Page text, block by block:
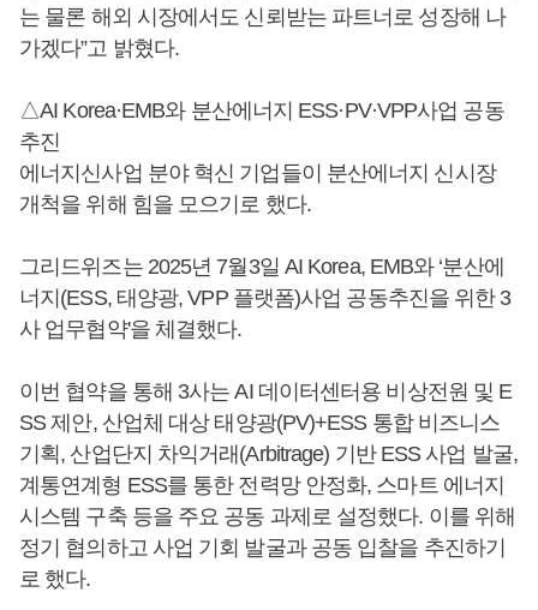
는 물론 해외 시장에서도 신뢰받는 파트너로 성장해 나
가겠다”고 밝혔다.
△AI Korea·EMB와 분산에너지 ESS·PV·VPP사업 공동
추진
에너지신사업 분야 혁신 기업들이 분산에너지 신시장
개척을 위해 힘을 모으기로 했다.
그리드위즈는 2025년 7월3일 AI Korea, EMB와 ‘분산에
너지(ESS, 태양광, VPP 플랫폼)사업 공동추진을 위한 3
사 업무협약'을 체결했다.
이번 협약을 통해 3사는 AI 데이터센터용 비상전원 및 E
SS 제안, 산업체 대상 태양광(PV)+ESS 통합 비즈니스
기획, 산업단지 차익거래(Arbitrage) 기반 ESS 사업 발굴,
계통연계형 ESS를 통한 전력망 안정화, 스마트 에너지
시스템 구축 등을 주요 공동 과제로 설정했다. 이를 위해
정기 협의하고 사업 기회 발굴과 공동 입찰을 추진하기
로 했다.